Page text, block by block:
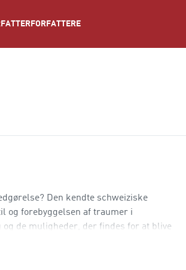
FORFATTERE
Den kendte schweiziske
og forebyggelsen af traumer i
de muligheder, der findes for at blive